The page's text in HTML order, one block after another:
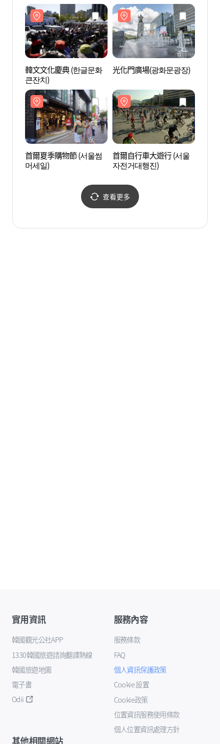
韓文文化慶典 (한글문화
큰잔치)
光化門廣場(광화문광장)
首爾夏季購物節 (서울썸
머세일)
首爾自行車大遊行 (서울
자전거대행진)
查看更多
實用資訊
韓國觀光公社APP
1330韓國旅遊諮詢翻譯熱線
韓國旅遊地圖
電子書
Odii
服務內容
服務條款
FAQ
個人資訊保護政策
Cookie 設置
Cookie政策
位置資訊服務使用條款
個人位置資訊處理方針
其他相關網站